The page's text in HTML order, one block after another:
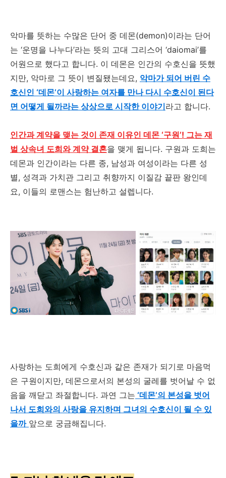
악마를 뜻하는 수많은 단어 중 데몬(demon)이라는 단어
는 ‘운명을 나누다’라는 뜻의 고대 그리스어 ‘daiomai’를
어원으로 했다고 합니다. 이 데몬은 인간의 수호신을 뜻했
지만, 악마로 그 뜻이 변질됐는데요, 악마가 되어 버린 수
호신인 ‘데몬’이 사랑하는 여자를 만나 다시 수호신이 된다
면 어떻게 될까라는 상상으로 시작한 이야기라고 합니다.
인간과 계약을 맺는 것이 존재 이유인 데몬 ‘구원’! 그는 재
벌 상속녀 도희와 계약 결혼을 맺게 됩니다. 구원과 도희는
데몬과 인간이라는 다른 종, 남성과 여성이라는 다른 성
별, 성격과 가치관 그리고 취향까지 이질감 끝판 왕인데
요, 이들의 로맨스는 험난하고 설렙니다.
사랑하는 도희에게 수호신과 같은 존재가 되기로 마음먹
은 구원이지만, 데몬으로서의 본성의 굴레를 벗어날 수 없
음을 깨닫고 좌절합니다. 과연 그는 ‘데몬’의 본성을 벗어
나서 도희와의 사랑을 유지하며 그녀의 수호신이 될 수 있
을까 앞으로 궁금해집니다.